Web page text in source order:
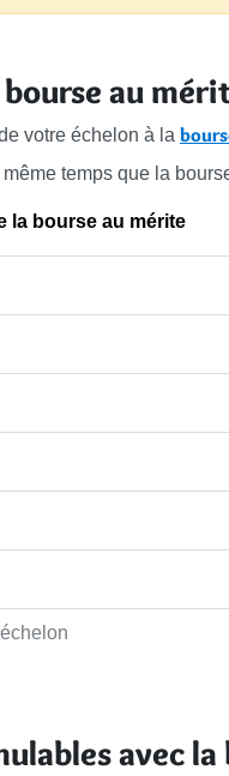
au
votre échelon à la
temps que la
la bourse au mérite
avec